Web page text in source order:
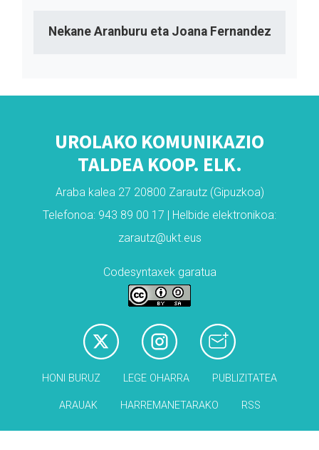
Nekane Aranburu eta Joana Fernandez
UROLAKO KOMUNIKAZIO
TALDEA KOOP. ELK.
Araba kalea 27 20800 Zarautz (Gipuzkoa)
Telefonoa: 943 89 00 17 | Helbide elektronikoa:
zarautz@ukt.eus
Codesyntaxek garatua
HONI BURUZ LEGE OHARRA PUBLIZITATEA
ARAUAK HARREMANETARAKO RSS